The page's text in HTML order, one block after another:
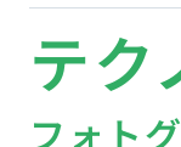
テク
フォト